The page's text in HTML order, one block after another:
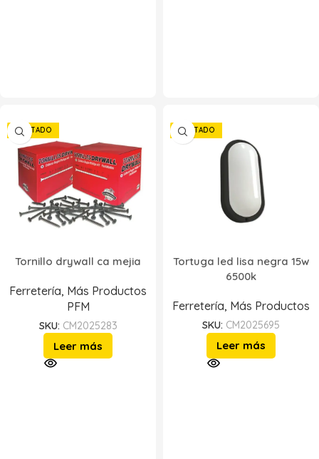
AGOTADO
Tornillo drywall ca mejia
Ferretería, Más Productos
PFM
SKU: CM2025283
Leer más
AGOTADO
Tortuga led lisa negra 15w
6500k
Ferretería, Más Productos
SKU: CM2025695
Leer más